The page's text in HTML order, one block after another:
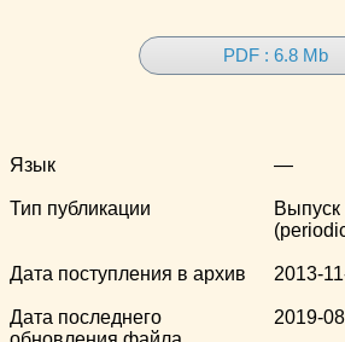
PDF : 6.8 Mb
Язык —
Тип публикации
Выпуск
Дата поступления в архив 2013-
Дата последнего
2019-